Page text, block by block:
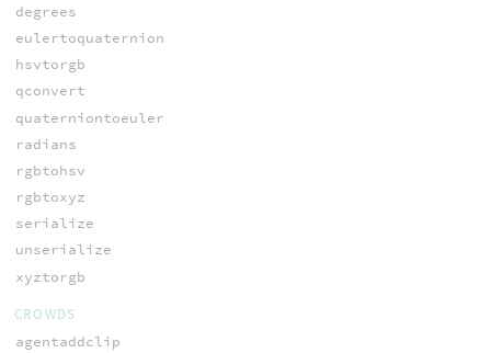
degrees
eulertoquaternion
hsvtorgb
qconvert
quaterniontoeuler
radians
rgbtohsv
rgbtoxyz
serialize
unserialize
xyztorgb
CROWDS
agentaddclip